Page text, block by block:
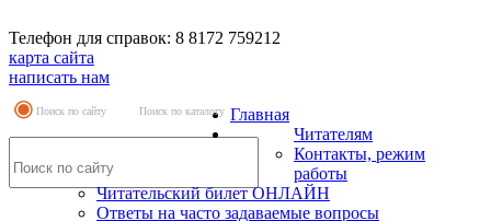
Телефон для справок: 8 8172 759212
карта сайта
написать нам
Поиск по сайту Поиск по каталогу Главная
Читателям
Контакты, режим
работы
Читательский билет ОНЛАЙН
Ответы на часто задаваемые вопросы